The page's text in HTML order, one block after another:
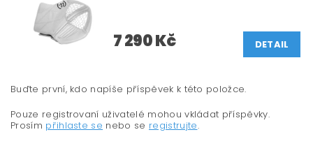
7 290 Kč DETAIL
Buďte první, kdo napíše příspěvek k této položce.
Pouze registrovaní uživatelé mohou vkládat příspěvky.
Prosím přihlaste se nebo se registrujte.